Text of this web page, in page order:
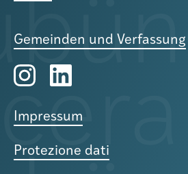
Gemeinden und Verfassung
Impressum
Protezione dati